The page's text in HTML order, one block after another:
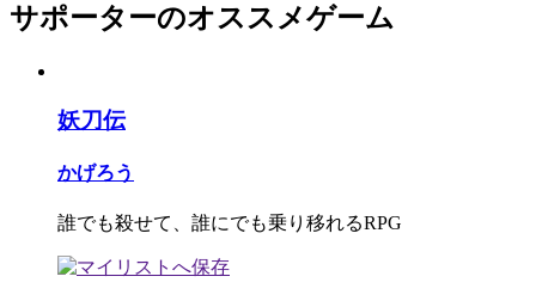
サポーターのオススメゲーム
妖刀伝
かげろう
誰でも殺せて、誰にでも乗り移れるRPG